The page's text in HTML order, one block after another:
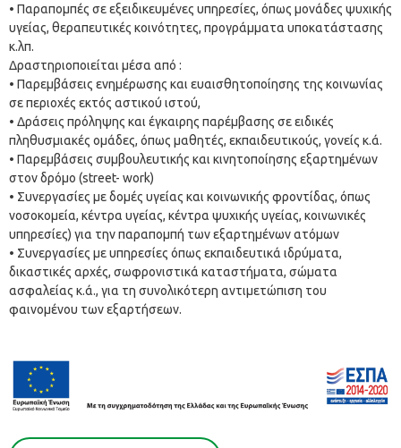
• Παραπομπές σε εξειδικευμένες υπηρεσίες, όπως μονάδες ψυχικής
υγείας, θεραπευτικές κοινότητες, προγράμματα υποκατάστασης
κ.λπ.
Δραστηριοποιείται μέσα από :
• Παρεμβάσεις ενημέρωσης και ευαισθητοποίησης της κοινωνίας
σε περιοχές εκτός αστικού ιστού,
• Δράσεις πρόληψης και έγκαιρης παρέμβασης σε ειδικές
πληθυσμιακές ομάδες, όπως μαθητές, εκπαιδευτικούς, γονείς κ.ά.
• Παρεμβάσεις συμβουλευτικής και κινητοποίησης εξαρτημένων
στον δρόμο (street- work)
• Συνεργασίες με δομές υγείας και κοινωνικής φροντίδας, όπως
νοσοκομεία, κέντρα υγείας, κέντρα ψυχικής υγείας, κοινωνικές
υπηρεσίες) για την παραπομπή των εξαρτημένων ατόμων
• Συνεργασίες με υπηρεσίες όπως εκπαιδευτικά ιδρύματα,
δικαστικές αρχές, σωφρονιστικά καταστήματα, σώματα
ασφαλείας κ.ά., για τη συνολικότερη αντιμετώπιση του
φαινομένου των εξαρτήσεων.